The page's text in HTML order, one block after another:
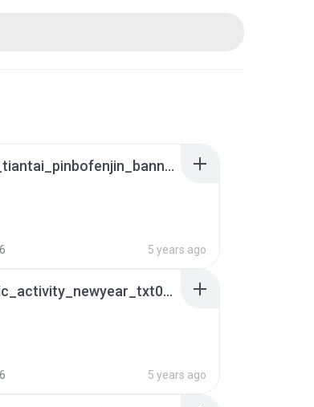
hot_qiuchang_tiantai_pinbofenjin_banner_01_night.ab
5 years ago
hot_ui_dynamic_activity_newyear_txt001_french.ab
5 years ago